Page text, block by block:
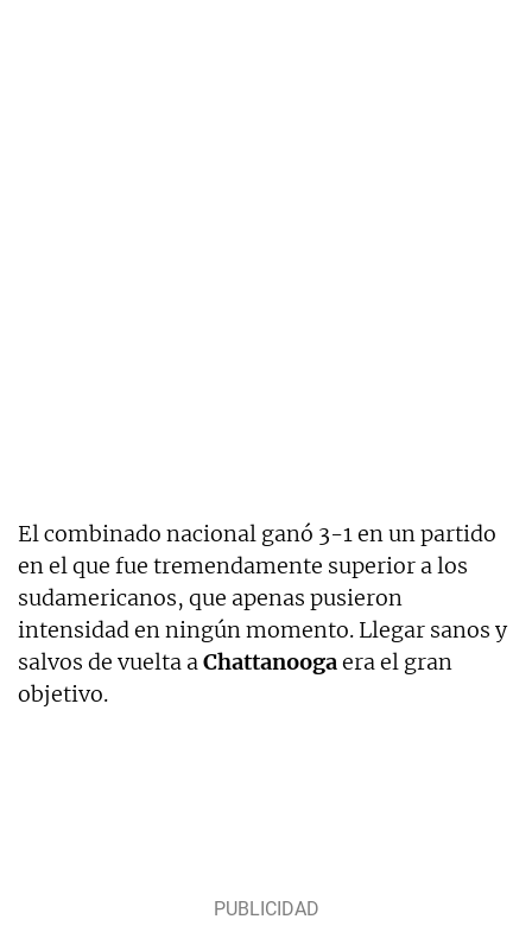
El combinado nacional ganó 3-1 en un partido
en el que fue tremendamente superior a los
sudamericanos, que apenas pusieron
intensidad en ningún momento. Llegar sanos y
salvos de vuelta aChattanoogaera el gran
objetivo.